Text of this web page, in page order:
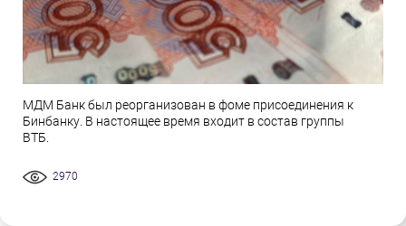
МДМ Банк был реорганизован в фоме присоединения к
Бинбанку. В настоящее время входит в состав группы
ВТБ.
2970